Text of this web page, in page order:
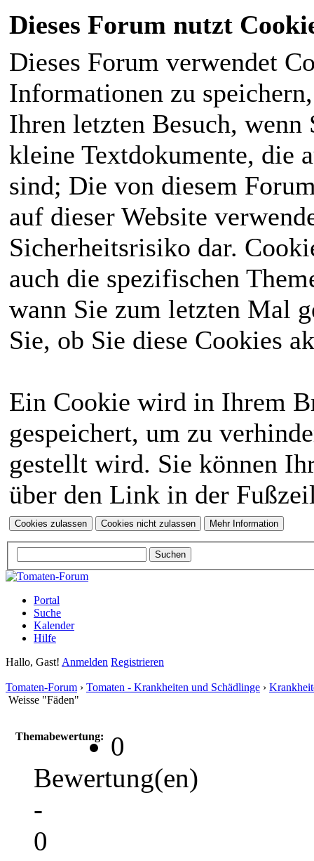
Dieses Forum nutzt
Dieses Forum verwendet
Informationen zu
Ihren letzten Besuch,
kleine Textdokumente, die
sind; Die von diesem
auf dieser Website
Sicherheitsrisiko dar.
auch die spezifischen
wann Sie zum letzten Mal
Sie, ob Sie diese Cookies
Ein Cookie wird in Ihrem
gespeichert, um zu
gestellt wird. Sie können
über den Link in der
Portal
Suche
Kalender
Hilfe
Hallo, Gast! Anmelden Registrieren
Tomaten-Forum › Tomaten - Krankheiten und Schädlinge ›
Weisse "Fäden"
Themabewertung:
0
Bewertung(en)
-
0